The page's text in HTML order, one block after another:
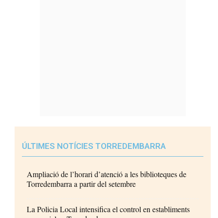
ÚLTIMES NOTÍCIES TORREDEMBARRA
Ampliació de l’horari d’atenció a les biblioteques de
Torredembarra a partir del setembre
La Policia Local intensifica el control en establiments